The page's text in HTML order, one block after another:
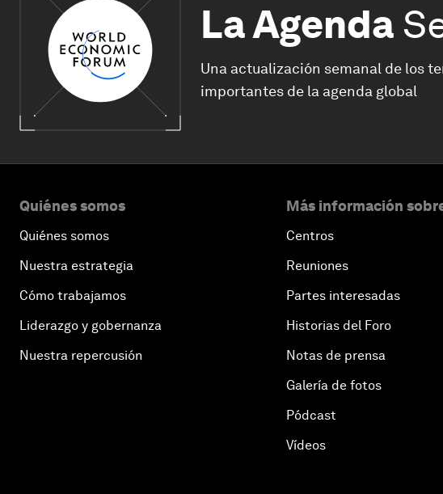
La Agenda
Una actualización semanal de los
importantes de la agenda global
Quiénes somos
Quiénes somos
Nuestra estrategia
Cómo trabajamos
Liderazgo y gobernanza
Nuestra repercusión
Más información
Centros
Reuniones
Partes interesadas
Historias del Foro
Notas de prensa
Galería de fotos
Pódcast
Vídeos